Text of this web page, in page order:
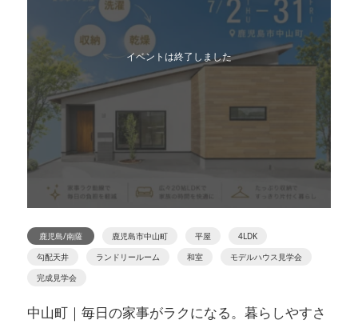
イベントは終了しました
鹿児島/南薩 鹿児島市中山町 平屋
4LDK
勾配天井
ランドリールーム 和室
モデルハウス見学会
完成見学会
中山町｜毎日の家事がラクになる。暮らしやすさ